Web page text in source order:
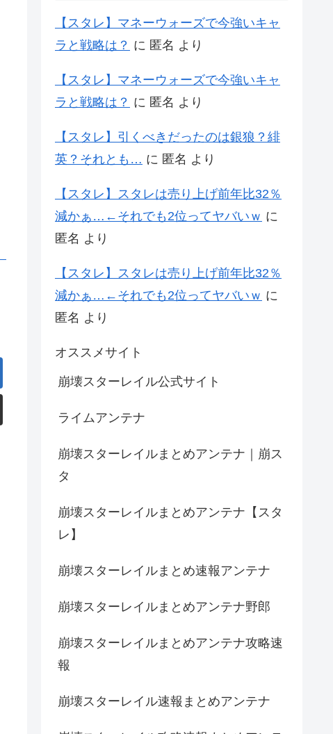
【スタレ】マネーウォーズで今強いキャ
ラと戦略は？ に 匿名 より
【スタレ】マネーウォーズで今強いキャ
ラと戦略は？ に 匿名 より
【スタレ】引くべきだったのは銀狼？緋
英？それとも… に 匿名 より
【スタレ】スタレは売り上げ前年比32％
減かぁ…←それでも2位ってヤバいｗ に
匿名 より
【スタレ】スタレは売り上げ前年比32％
減かぁ…←それでも2位ってヤバいｗ に
匿名 より
オススメサイト
崩壊スターレイル公式サイト
ライムアンテナ
崩壊スターレイルまとめアンテナ｜崩ス
タ
崩壊スターレイルまとめアンテナ【スタ
レ】
崩壊スターレイルまとめ速報アンテナ
崩壊スターレイルまとめアンテナ野郎
崩壊スターレイルまとめアンテナ攻略速
報
崩壊スターレイル速報まとめアンテナ